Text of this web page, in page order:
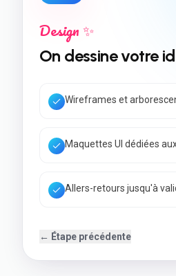
Développement 💻
On construit votre
Code rapide & Core Web
SEO local + données
Back-office simple à
← Étape précédente